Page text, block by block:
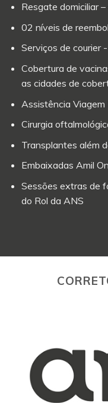
Resgate domiciliar
02 níveis de
Serviços de courier
Cobertura de
as cidades de
Assistência
Cirurgia
Transplantes além
Embaixadas Amil
Sessões extras de
do Rol da ANS